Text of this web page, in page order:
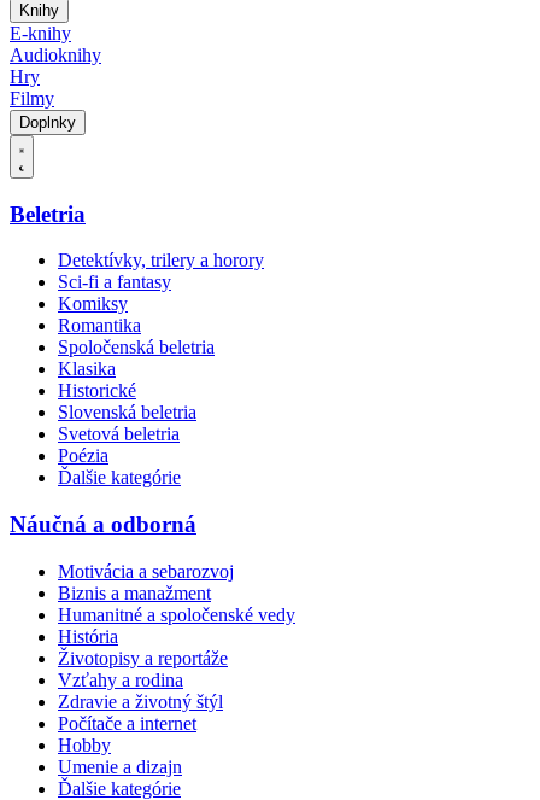
Knihy
E-knihy
Audioknihy
Hry
Filmy
Doplnky
Beletria
Detektívky, trilery a horory
Sci-fi a fantasy
Komiksy
Romantika
Spoločenská beletria
Klasika
Historické
Slovenská beletria
Svetová beletria
Poézia
Ďalšie kategórie
Náučná a odborná
Motivácia a sebarozvoj
Biznis a manažment
Humanitné a spoločenské vedy
História
Životopisy a reportáže
Vzťahy a rodina
Zdravie a životný štýl
Počítače a internet
Hobby
Umenie a dizajn
Ďalšie kategórie